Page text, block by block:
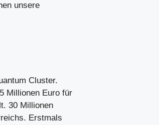
unsere
Cluster.
Millionen Euro für
30 Millionen
Erstmals